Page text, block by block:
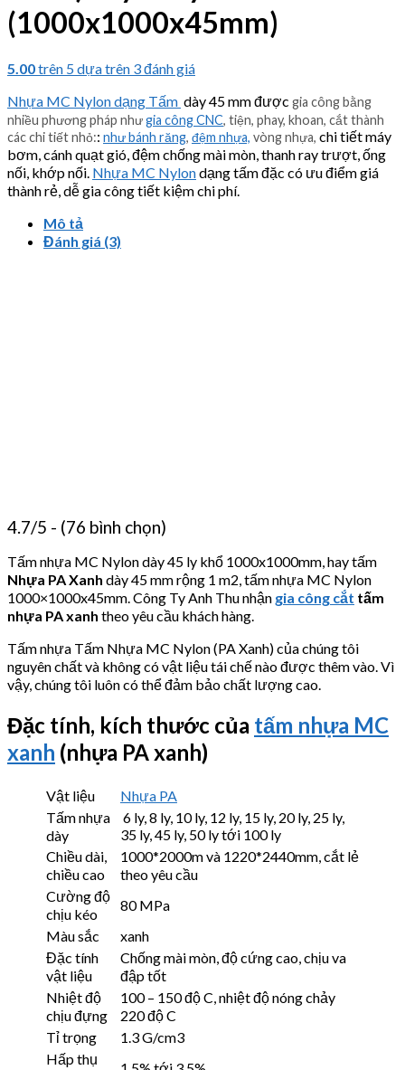
(1000x1000x45mm)
5.00trên 5 dựa trên 3đánh giá
Nhựa MC Nylon dạng Tấm dày 45 mm được gia công bằng
nhiều phương pháp nhưgia công CNC, tiện, phay, khoan, cắt thành
các chi tiết nhỏ:: như bánh răng, đệm nhựa, vòng nhựa, chi tiết máy
bơm, cánh quạt gió, đệm chống mài mòn, thanh ray trượt, ống
nối, khớp nối. Nhựa MC Nylondạng tấm đặc có ưu điểm giá
thành rẻ, dễ gia công tiết kiệm chi phí.
Mô tả
Đánh giá (3)
4.7/5 - (76 bình chọn)
Tấm nhựa MC Nylon dày 45 ly khổ 1000x1000mm, hay tấm
Nhựa PA Xanh dày 45 mm rộng 1 m2, tấm nhựa MC Nylon
1000×1000x45mm. Công Ty Anh Thu nhận gia công cắt tấm
nhựa PA xanh theo yêu cầu khách hàng.
Tấm nhựa Tấm Nhựa MC Nylon (PA Xanh) của chúng tôi
nguyên chất và không có vật liệu tái chế nào được thêm vào. Vì
vậy, chúng tôi luôn có thể đảm bảo chất lượng cao.
Đặc tính, kích thước của tấm nhựa MC
xanh (nhựa PA xanh)
Vật liệu
Nhựa PA
Tấm nhựa
dày
6 ly, 8 ly, 10 ly, 12 ly, 15 ly, 20 ly, 25 ly,
35 ly, 45 ly, 50 ly tới 100 ly
Chiều dài,
chiều cao
1000*2000m và 1220*2440mm, cắt lẻ
theo yêu cầu
Cường độ
chịu kéo
80 MPa
Màu sắc
xanh
Đặc tính
vật liệu
Chống mài mòn, độ cứng cao, chịu va
đập tốt
Nhiệt độ
chịu đựng
100 – 150 độ C, nhiệt độ nóng chảy
220 độ C
Tỉ trọng
1.3 G/cm3
Hấp thụ